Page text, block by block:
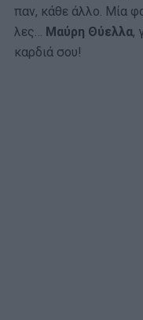
παν, κάθε άλλο. Μία
λες… Μαύρη Θύελλα,
καρδιά σου!